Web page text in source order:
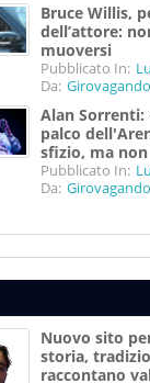
Bruce Willis,
dell’attore:
muoversi
Pubblicato In:
Da: Girovagando
Alan Sorrenti:
palco
sfizio, ma
Pubblicato In:
Da: Girovagando
Nuovo sito
storia,
raccontano